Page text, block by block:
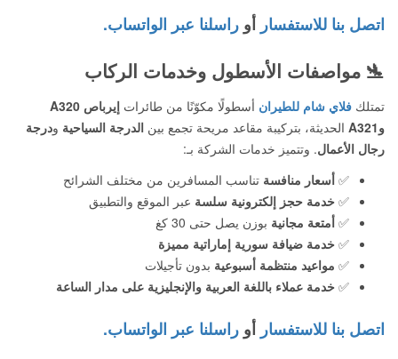
اتصل بنا للاستفسار أو راسلنا عبر الواتساب.
🛬 مواصفات الأسطول وخدمات الركاب
تمتلك فلاي شام للطيران أسطولًا مكوّنًا من طائرات
إيرباص A320
وA321
الحديثة، بتركيبة مقاعد مريحة تجمع بين الدرجة السياحية ودرجة
رجال الأعمال. وتتميز خدمات الشركة بـ:
✅ أسعار منافسة تناسب المسافرين من مختلف الشرائح
✅ خدمة حجز إلكترونية سلسة عبر الموقع والتطبيق
✅ أمتعة مجانية بوزن يصل حتى 30 كغ
✅ خدمة ضيافة سورية إماراتية مميزة
✅ مواعيد منتظمة أسبوعية بدون تأجيلات
✅ خدمة عملاء باللغة العربية والإنجليزية على مدار الساعة
اتصل بنا للاستفسار أو راسلنا عبر الواتساب.